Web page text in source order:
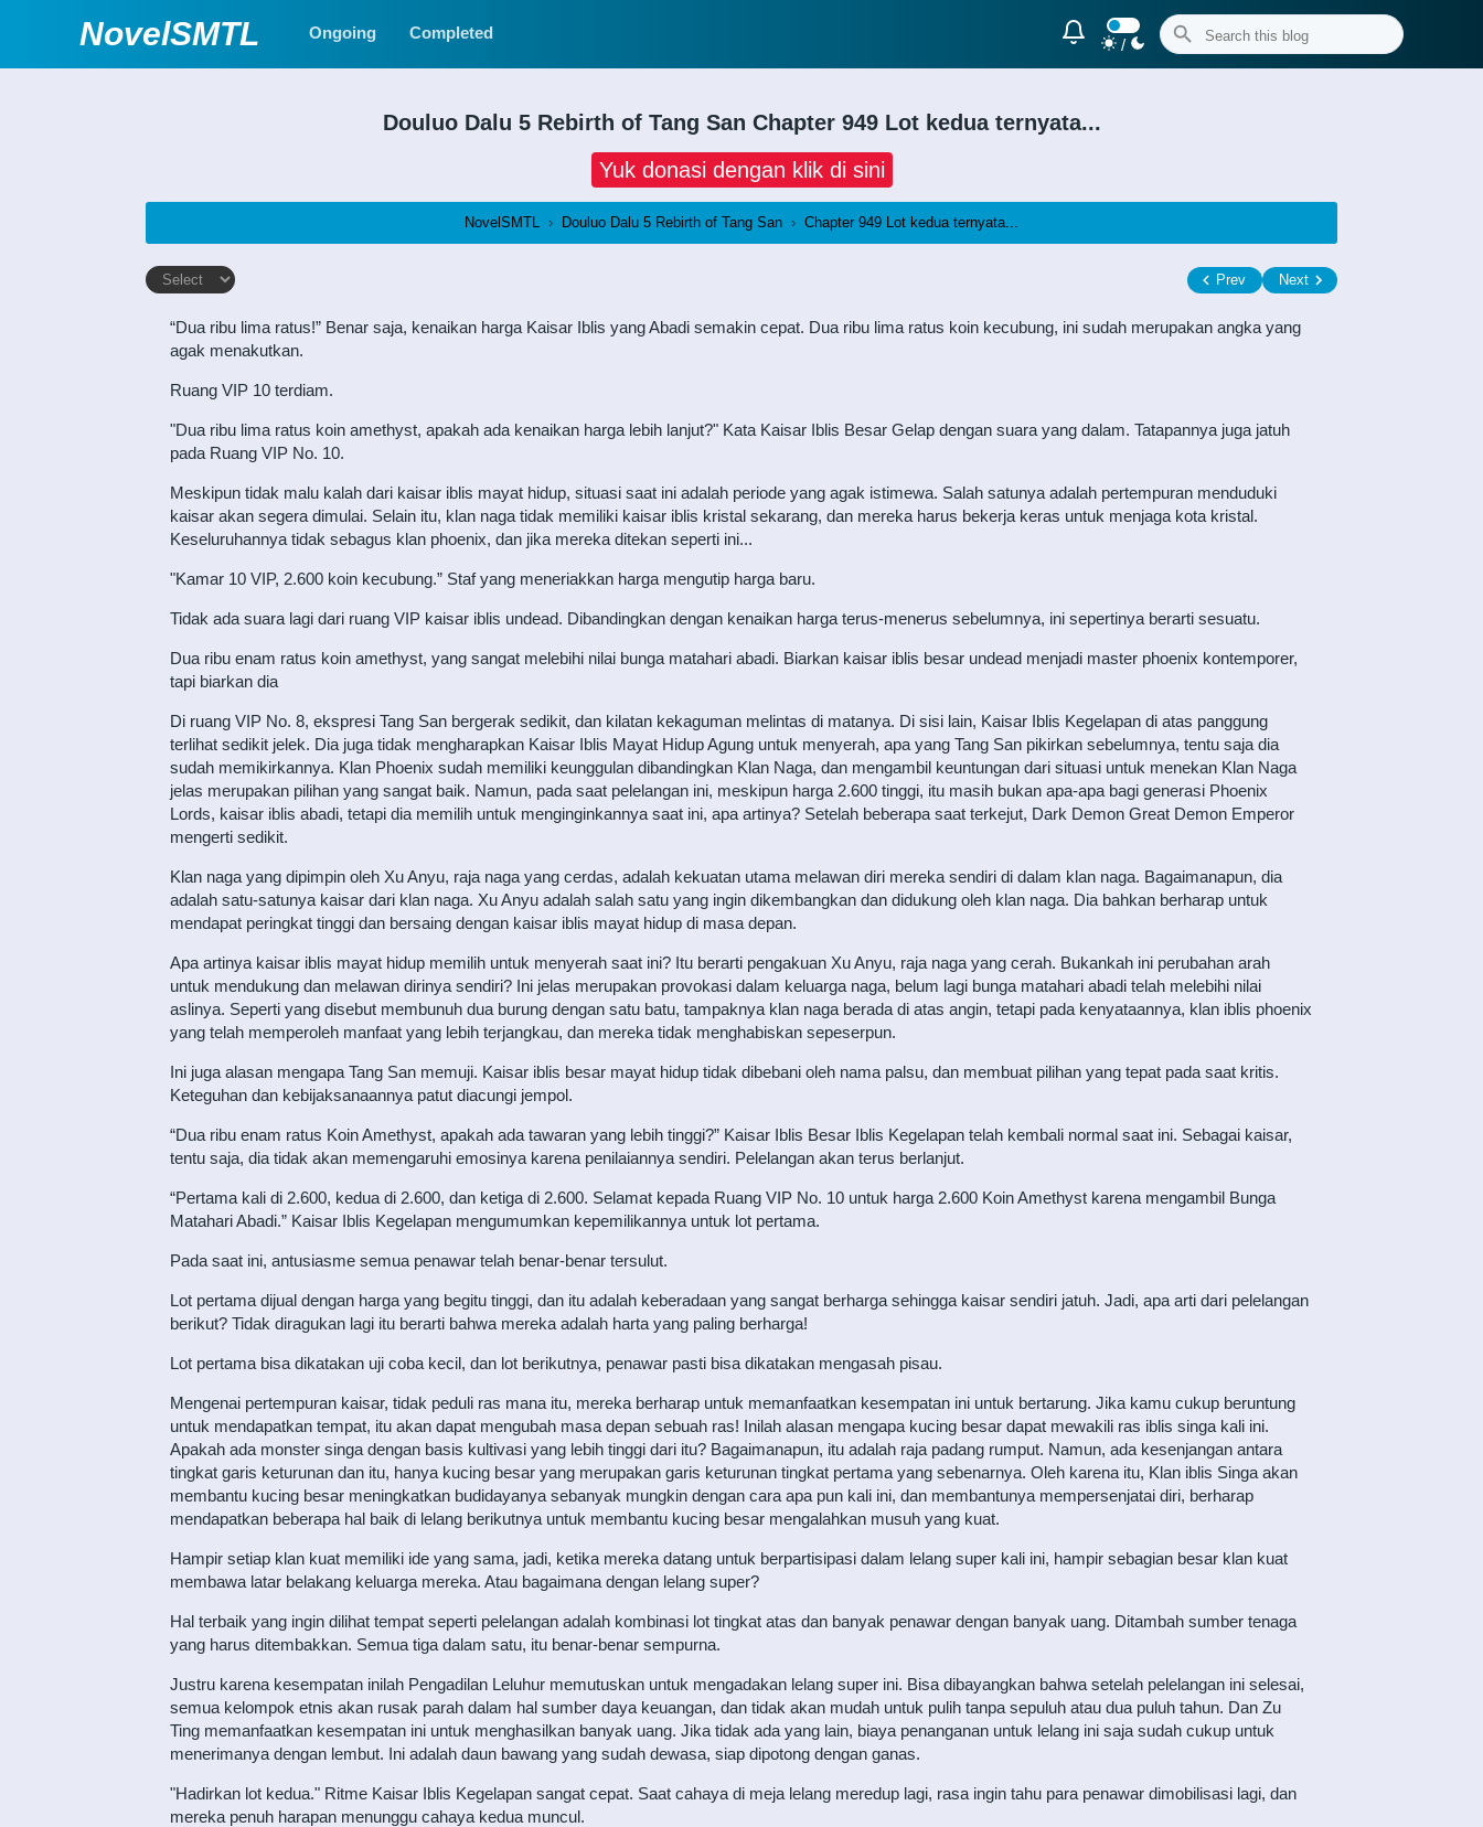
NovelSMTL Ongoing Completed
/
Douluo Dalu 5 Rebirth of Tang San Chapter 949 Lot kedua ternyata...
Yuk donasi dengan klik di sini
NovelSMTL › Douluo Dalu 5 Rebirth of Tang San › Chapter 949 Lot kedua ternyata...
Prev Next
“Dua ribu lima ratus!” Benar saja, kenaikan harga Kaisar Iblis yang Abadi semakin cepat. Dua ribu lima ratus koin kecubung, ini sudah merupakan angka yang
agak menakutkan.
Ruang VIP 10 terdiam.
"Dua ribu lima ratus koin amethyst, apakah ada kenaikan harga lebih lanjut?" Kata Kaisar Iblis Besar Gelap dengan suara yang dalam. Tatapannya juga jatuh
pada Ruang VIP No. 10.
Meskipun tidak malu kalah dari kaisar iblis mayat hidup, situasi saat ini adalah periode yang agak istimewa. Salah satunya adalah pertempuran menduduki
kaisar akan segera dimulai. Selain itu, klan naga tidak memiliki kaisar iblis kristal sekarang, dan mereka harus bekerja keras untuk menjaga kota kristal.
Keseluruhannya tidak sebagus klan phoenix, dan jika mereka ditekan seperti ini...
"Kamar 10 VIP, 2.600 koin kecubung.” Staf yang meneriakkan harga mengutip harga baru.
Tidak ada suara lagi dari ruang VIP kaisar iblis undead. Dibandingkan dengan kenaikan harga terus-menerus sebelumnya, ini sepertinya berarti sesuatu.
Dua ribu enam ratus koin amethyst, yang sangat melebihi nilai bunga matahari abadi. Biarkan kaisar iblis besar undead menjadi master phoenix kontemporer,
tapi biarkan dia
Di ruang VIP No. 8, ekspresi Tang San bergerak sedikit, dan kilatan kekaguman melintas di matanya. Di sisi lain, Kaisar Iblis Kegelapan di atas panggung
terlihat sedikit jelek. Dia juga tidak mengharapkan Kaisar Iblis Mayat Hidup Agung untuk menyerah, apa yang Tang San pikirkan sebelumnya, tentu saja dia
sudah memikirkannya. Klan Phoenix sudah memiliki keunggulan dibandingkan Klan Naga, dan mengambil keuntungan dari situasi untuk menekan Klan Naga
jelas merupakan pilihan yang sangat baik. Namun, pada saat pelelangan ini, meskipun harga 2.600 tinggi, itu masih bukan apa-apa bagi generasi Phoenix
Lords, kaisar iblis abadi, tetapi dia memilih untuk menginginkannya saat ini, apa artinya? Setelah beberapa saat terkejut, Dark Demon Great Demon Emperor
mengerti sedikit.
Klan naga yang dipimpin oleh Xu Anyu, raja naga yang cerdas, adalah kekuatan utama melawan diri mereka sendiri di dalam klan naga. Bagaimanapun, dia
adalah satu-satunya kaisar dari klan naga. Xu Anyu adalah salah satu yang ingin dikembangkan dan didukung oleh klan naga. Dia bahkan berharap untuk
mendapat peringkat tinggi dan bersaing dengan kaisar iblis mayat hidup di masa depan.
Apa artinya kaisar iblis mayat hidup memilih untuk menyerah saat ini? Itu berarti pengakuan Xu Anyu, raja naga yang cerah. Bukankah ini perubahan arah
untuk mendukung dan melawan dirinya sendiri? Ini jelas merupakan provokasi dalam keluarga naga, belum lagi bunga matahari abadi telah melebihi nilai
aslinya. Seperti yang disebut membunuh dua burung dengan satu batu, tampaknya klan naga berada di atas angin, tetapi pada kenyataannya, klan iblis phoenix
yang telah memperoleh manfaat yang lebih terjangkau, dan mereka tidak menghabiskan sepeserpun.
Ini juga alasan mengapa Tang San memuji. Kaisar iblis besar mayat hidup tidak dibebani oleh nama palsu, dan membuat pilihan yang tepat pada saat kritis.
Keteguhan dan kebijaksanaannya patut diacungi jempol.
“Dua ribu enam ratus Koin Amethyst, apakah ada tawaran yang lebih tinggi?” Kaisar Iblis Besar Iblis Kegelapan telah kembali normal saat ini. Sebagai kaisar,
tentu saja, dia tidak akan memengaruhi emosinya karena penilaiannya sendiri. Pelelangan akan terus berlanjut.
“Pertama kali di 2.600, kedua di 2.600, dan ketiga di 2.600. Selamat kepada Ruang VIP No. 10 untuk harga 2.600 Koin Amethyst karena mengambil Bunga
Matahari Abadi.” Kaisar Iblis Kegelapan mengumumkan kepemilikannya untuk lot pertama.
Pada saat ini, antusiasme semua penawar telah benar-benar tersulut.
Lot pertama dijual dengan harga yang begitu tinggi, dan itu adalah keberadaan yang sangat berharga sehingga kaisar sendiri jatuh. Jadi, apa arti dari pelelangan
berikut? Tidak diragukan lagi itu berarti bahwa mereka adalah harta yang paling berharga!
Lot pertama bisa dikatakan uji coba kecil, dan lot berikutnya, penawar pasti bisa dikatakan mengasah pisau.
Mengenai pertempuran kaisar, tidak peduli ras mana itu, mereka berharap untuk memanfaatkan kesempatan ini untuk bertarung. Jika kamu cukup beruntung
untuk mendapatkan tempat, itu akan dapat mengubah masa depan sebuah ras! Inilah alasan mengapa kucing besar dapat mewakili ras iblis singa kali ini.
Apakah ada monster singa dengan basis kultivasi yang lebih tinggi dari itu? Bagaimanapun, itu adalah raja padang rumput. Namun, ada kesenjangan antara
tingkat garis keturunan dan itu, hanya kucing besar yang merupakan garis keturunan tingkat pertama yang sebenarnya. Oleh karena itu, Klan iblis Singa akan
membantu kucing besar meningkatkan budidayanya sebanyak mungkin dengan cara apa pun kali ini, dan membantunya mempersenjatai diri, berharap
mendapatkan beberapa hal baik di lelang berikutnya untuk membantu kucing besar mengalahkan musuh yang kuat.
Hampir setiap klan kuat memiliki ide yang sama, jadi, ketika mereka datang untuk berpartisipasi dalam lelang super kali ini, hampir sebagian besar klan kuat
membawa latar belakang keluarga mereka. Atau bagaimana dengan lelang super?
Hal terbaik yang ingin dilihat tempat seperti pelelangan adalah kombinasi lot tingkat atas dan banyak penawar dengan banyak uang. Ditambah sumber tenaga
yang harus ditembakkan. Semua tiga dalam satu, itu benar-benar sempurna.
Justru karena kesempatan inilah Pengadilan Leluhur memutuskan untuk mengadakan lelang super ini. Bisa dibayangkan bahwa setelah pelelangan ini selesai,
semua kelompok etnis akan rusak parah dalam hal sumber daya keuangan, dan tidak akan mudah untuk pulih tanpa sepuluh atau dua puluh tahun. Dan Zu
Ting memanfaatkan kesempatan ini untuk menghasilkan banyak uang. Jika tidak ada yang lain, biaya penanganan untuk lelang ini saja sudah cukup untuk
menerimanya dengan lembut. Ini adalah daun bawang yang sudah dewasa, siap dipotong dengan ganas.
"Hadirkan lot kedua." Ritme Kaisar Iblis Kegelapan sangat cepat. Saat cahaya di meja lelang meredup lagi, rasa ingin tahu para penawar dimobilisasi lagi, dan
mereka penuh harapan menunggu cahaya kedua muncul.